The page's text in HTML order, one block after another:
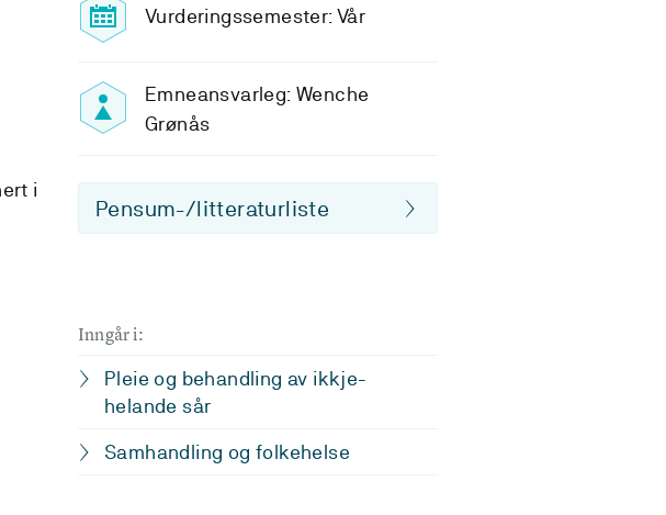
Vurderingssemester: Vår
Emneansvarleg: Wenche
Grønås
Pensum-/litteraturliste
Inngår i:
Pleie og behandling av ikkje-
helande sår
Samhandling og folkehelse
i